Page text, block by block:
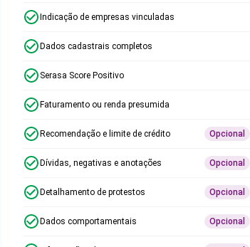
Indicação de empresas vinculadas
Dados cadastrais completos
Serasa Score Positivo
Faturamento ou renda presumida
Recomendação e limite de crédito Opcional
Dívidas, negativas e anotações Opcional
Detalhamento de protestos Opcional
Dados comportamentais Opcional